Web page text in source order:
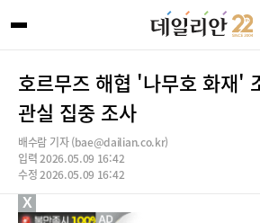
호르무즈 해협 '나무호 화재'
관실 집중 조사
배수람 기자 (bae@dailian.co.kr)
입력 2026.05.09 16:42
수정 2026.05.09 16:42
X